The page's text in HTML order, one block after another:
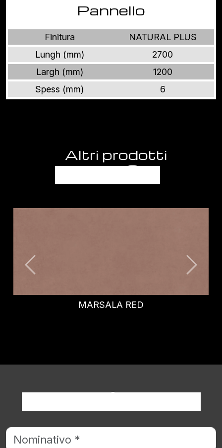
Pannello
Finitura
NATURAL PLUS
Lungh (mm)
2700
Largh (mm)
1200
Spess (mm)
6
Altri prodotti
BALANCE
MARSALA RED
Richiedi informazioni